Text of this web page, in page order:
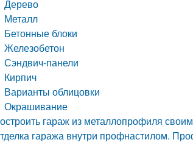
Дерево
Металл
Бетонные блоки
Железобетон
Сэндвич-панели
Кирпич
Варианты облицовки
Окрашивание
гараж из металлопрофиля
гаража внутри профнастилом.